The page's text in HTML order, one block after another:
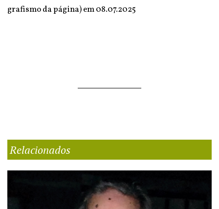
grafismo da página) em08.07.2025
Relacionados